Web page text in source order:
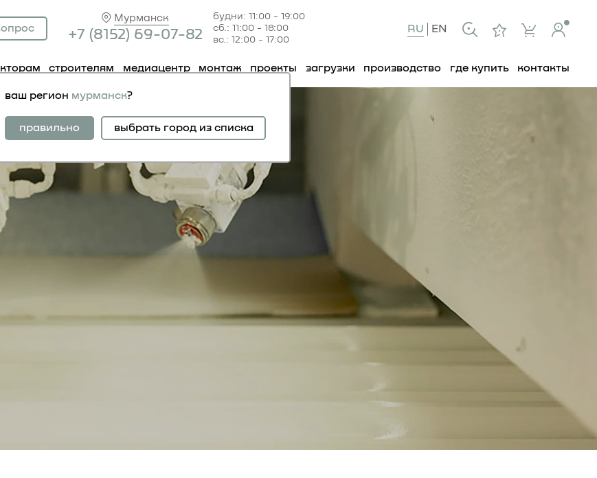
Мурманск
+7 (81 52) 69-07-82
будни: 11:00 - 19:00
сб.: 11:00 - 18:00
вс.: 12:00 - 17:00
RU EN
строителям медиацентр монтаж проекты загрузки производство где купить контакты
ваш регион мурманск?
правильно выбрать город из списка